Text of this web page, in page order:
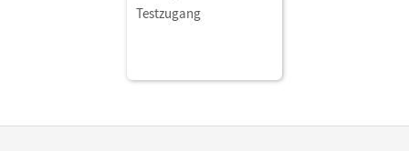
und Beruf · A1: Teilband
2 • Kursbuch als E-Book
Testzugang